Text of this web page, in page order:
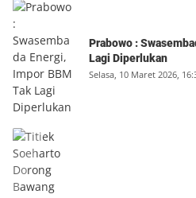
Prabowo :
Lagi Diperlukan
Selasa, 10 Maret 2026,